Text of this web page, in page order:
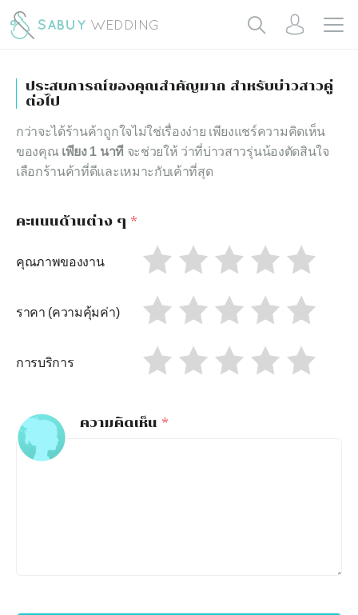
ประสบการณ์ของคุณสำคัญมาก สำหรับบ่าวสาวคู่
ต่อไป
กว่าจะได้ร้านค้าถูกใจไม่ใช่เรื่องง่าย เพียงแชร์ความคิดเห็น
ของคุณ เพียง 1 นาที จะช่วยให้ ว่าที่บ่าวสาวรุ่นน้องตัดสินใจ
เลือกร้านค้าที่ดีและเหมาะกับเค้าที่สุด
คะแนนด้านต่าง ๆ *
คุณภาพของงาน
ราคา (ความคุ้มค่า)
การบริการ
ความคิดเห็น *